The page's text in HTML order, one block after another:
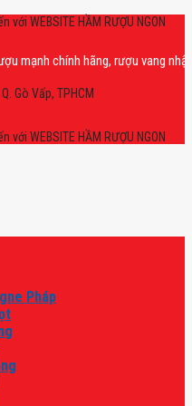
WEBSITE HẦM RƯỢU NGON
chính hãng, rượu vang nhập
Gò Vấp, TPHCM
WEBSITE HẦM RƯỢU NGON
Pháp